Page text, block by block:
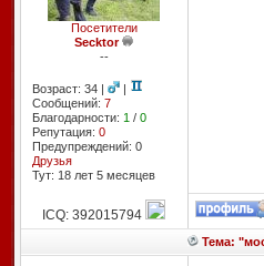
Посетители
Secktor
--
Возраст: 34 |
|
Сообщений: 7
Благодарности: 1 / 0
Репутация: 0
Предупреждений: 0
Друзья
Тут: 18 лет 5 месяцев
ICQ: 392015794
Тема: